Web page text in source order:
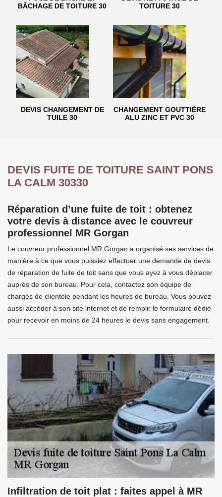
BÂCHAGE DE TOITURE 30
TOITURE 30
DEVIS CHANGEMENT DE
TUILE 30
CHANGEMENT GOUTTIÈRE
ALU ZINC ET PVC 30
DEVIS FUITE DE TOITURE SAINT PONS
LA CALM 30330
Réparation d’une fuite de toit : obtenez
votre devis à distance avec le couvreur
professionnel MR Gorgan
Le couvreur professionnel MR Gorgan a organisé ses services de
manière à ce que vous puissiez effectuer une demande de devis
de réparation de fuite de toit sans que vous ayez à vous déplacer
auprès de son bureau. Pour cela, contactez son équipe de
chargés de clientèle pendant les heures de bureau. Vous pouvez
aussi accéder à son site internet et de remplir le formulaire dédié
pour recevoir en moins de 24 heures le devis sans engagement.
Infiltration de toit plat : faites appel à MR